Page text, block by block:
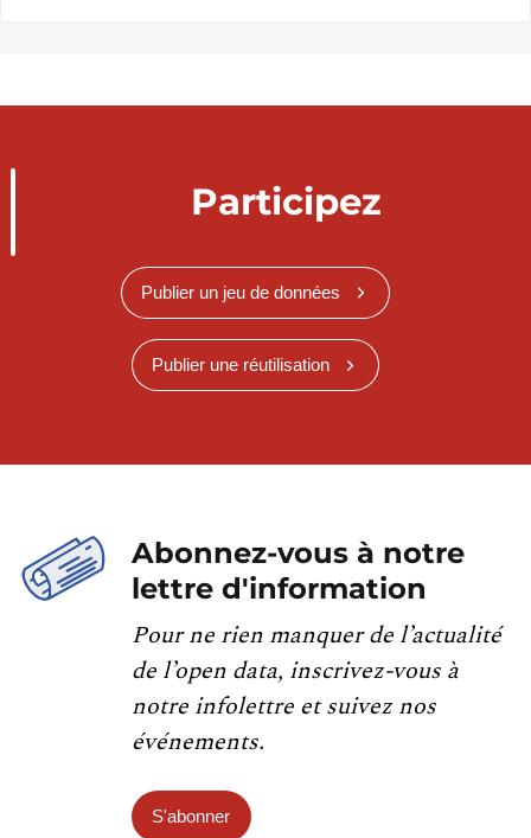
Participez
Publier un jeu de données
Publier une réutilisation
Abonnez-vous à notre
lettre d'information
Pour ne rien manquer de l’actualité
de l’open data, inscrivez-vous à
notre infolettre et suivez nos
événements.
S'abonner